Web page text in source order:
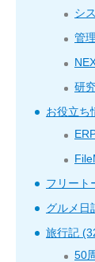
シ
管
研
お役立ち
フリート
グルメ日
旅行記
50